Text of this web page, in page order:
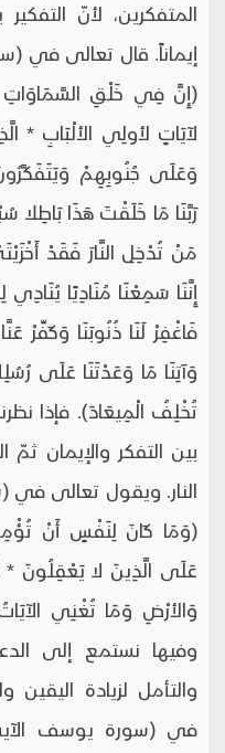
المتفكرين، لأنّ
(إِنَّ فِي خَلْقِ السَّمَاوَاتِ
لآيَاتٍ لأولِي الألْبَابِ *
وَعَلَى جُنُوبِهِمْ
رَبَّنَا مَا خَلَقْتَ هَذَا بَاطِلا
مَنْ تُدْخِلِ النَّارَ فَقَدْ
إِنَّنَا سَمِعْنَا مُنَادِيًا يُنَادِي
فَاغْفِرْ لَنَا ذُنُوبَنَا وَكَفِّرْ
وَآتِنَا مَا وَعَدْتَنَا عَلَى
تُخْلِفُ الْمِيعَادَ). فإذا
بين التفكر والإيمان ثمّ
(وَمَا كَانَ لِنَفْسٍ أَنْ
عَلَى الَّذِينَ لا يَعْقِلُونَ
وَالأرْضِ وَمَا تُغْنِي
وفيها نستمع إلى
والتأمل لزيادة